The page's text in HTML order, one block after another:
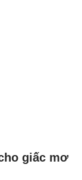
giấc mơ